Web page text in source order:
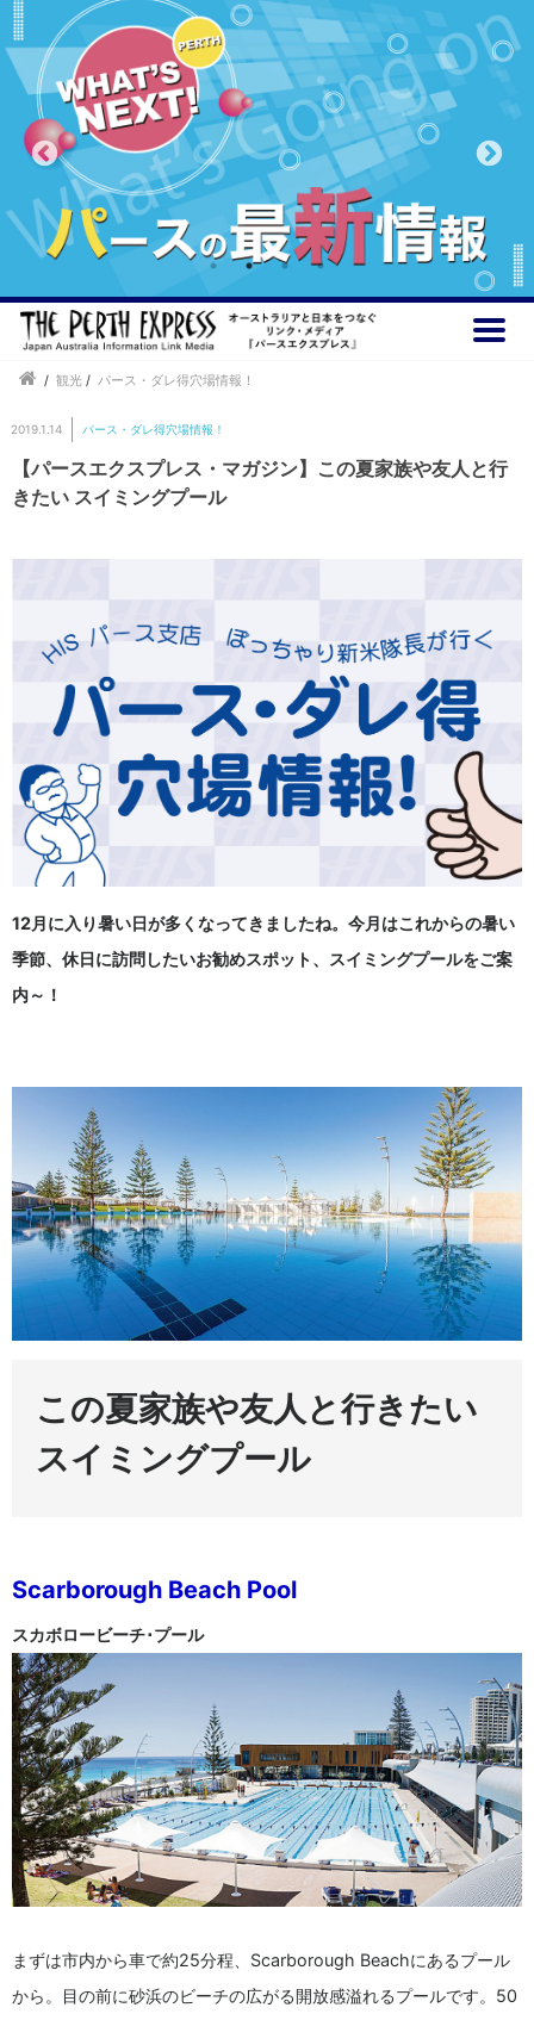
/ 観光 / パース・ダレ得穴場情報！
2019.1.14 パース・ダレ得穴場情報！
【パースエクスプレス・マガジン】この夏家族や友人と行
きたい スイミングプール
12月に入り暑い日が多くなってきましたね。今月はこれからの暑い
季節、休日に訪問したいお勧めスポット、スイミングプールをご案
内～！
この夏家族や友人と行きたい
スイミングプール
Scarborough Beach Pool
スカボロービーチ･プール
まずは市内から車で約25分程、Scarborough Beachにあるプール
から。目の前に砂浜のビーチの広がる開放感溢れるプールです。50